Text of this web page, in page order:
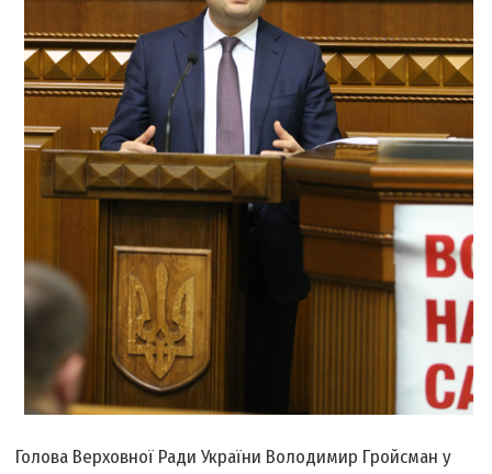
Голова Верховної Ради України Володимир Гройсман у